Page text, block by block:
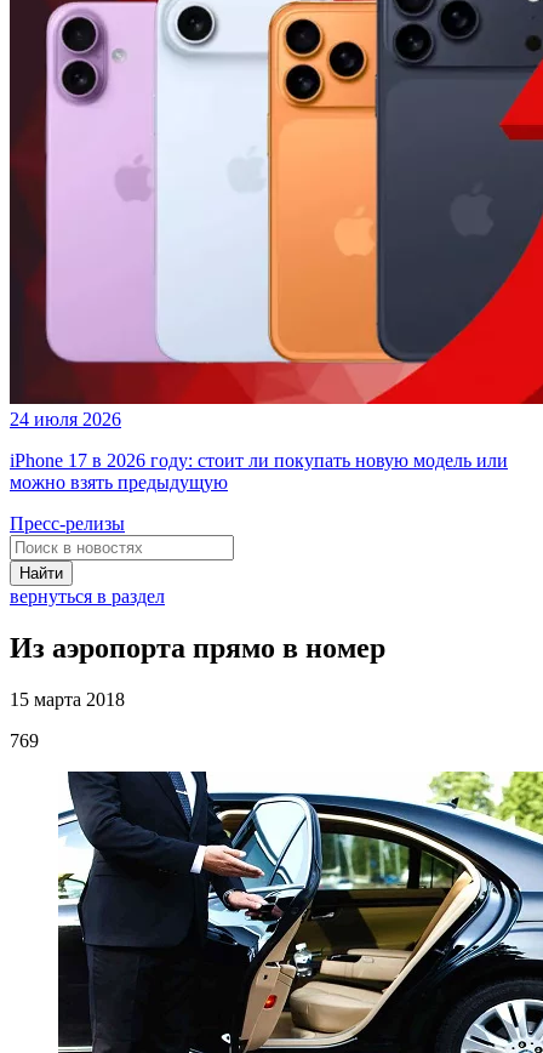
24 июля 2026
iPhone 17 в 2026 году: стоит ли покупать новую модель или
можно взять предыдущую
Пресс-релизы
Найти
вернуться в раздел
Из аэропорта прямо в номер
15 марта 2018
769